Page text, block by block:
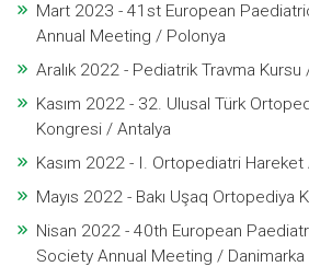
Mart 2023 - 41st European
Annual Meeting / Polonya
Aralık 2022 - Pediatrik Travma Kursu
Kasım 2022 - 32. Ulusal Türk
Kongresi / Antalya
Kasım 2022 - I. Ortopediatri
Mayıs 2022 - Bakı Uşaq Ortopediya
Nisan 2022 - 40th European
Society Annual Meeting / Danimarka